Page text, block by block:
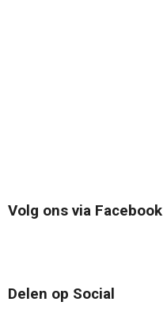
Volg ons via Facebook
Delen op Social